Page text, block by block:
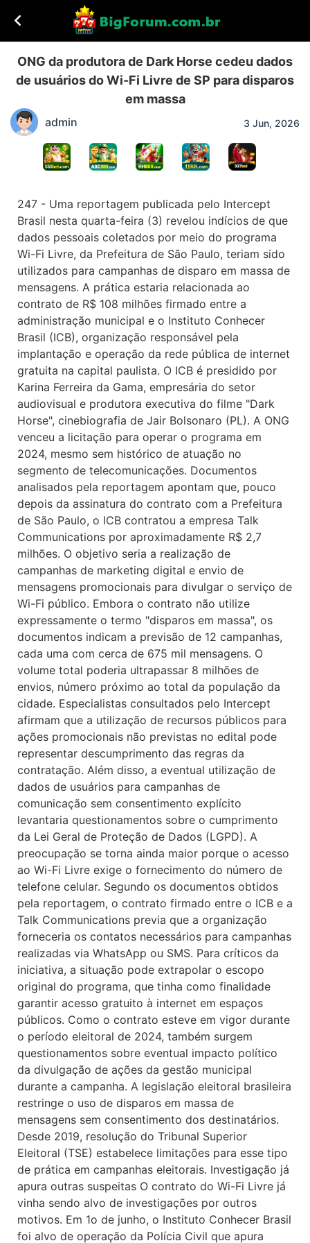
ONG da produtora de Dark Horse cedeu dados
de usuários do Wi-Fi Livre de SP para disparos
em massa
admin 3 Jun, 2026
247 - Uma reportagem publicada pelo Intercept
Brasil nesta quarta-feira (3) revelou indícios de que
dados pessoais coletados por meio do programa
Wi-Fi Livre, da Prefeitura de São Paulo, teriam sido
utilizados para campanhas de disparo em massa de
mensagens. A prática estaria relacionada ao
contrato de R$ 108 milhões firmado entre a
administração municipal e o Instituto Conhecer
Brasil (ICB), organização responsável pela
implantação e operação da rede pública de internet
gratuita na capital paulista. O ICB é presidido por
Karina Ferreira da Gama, empresária do setor
audiovisual e produtora executiva do filme "Dark
Horse", cinebiografia de Jair Bolsonaro (PL). A ONG
venceu a licitação para operar o programa em
2024, mesmo sem histórico de atuação no
segmento de telecomunicações. Documentos
analisados pela reportagem apontam que, pouco
depois da assinatura do contrato com a Prefeitura
de São Paulo, o ICB contratou a empresa Talk
Communications por aproximadamente R$ 2,7
milhões. O objetivo seria a realização de
campanhas de marketing digital e envio de
mensagens promocionais para divulgar o serviço de
Wi-Fi público. Embora o contrato não utilize
expressamente o termo "disparos em massa", os
documentos indicam a previsão de 12 campanhas,
cada uma com cerca de 675 mil mensagens. O
volume total poderia ultrapassar 8 milhões de
envios, número próximo ao total da população da
cidade. Especialistas consultados pelo Intercept
afirmam que a utilização de recursos públicos para
ações promocionais não previstas no edital pode
representar descumprimento das regras da
contratação. Além disso, a eventual utilização de
dados de usuários para campanhas de
comunicação sem consentimento explícito
levantaria questionamentos sobre o cumprimento
da Lei Geral de Proteção de Dados (LGPD). A
preocupação se torna ainda maior porque o acesso
ao Wi-Fi Livre exige o fornecimento do número de
telefone celular. Segundo os documentos obtidos
pela reportagem, o contrato firmado entre o ICB e a
Talk Communications previa que a organização
forneceria os contatos necessários para campanhas
realizadas via WhatsApp ou SMS. Para críticos da
iniciativa, a situação pode extrapolar o escopo
original do programa, que tinha como finalidade
garantir acesso gratuito à internet em espaços
públicos. Como o contrato esteve em vigor durante
o período eleitoral de 2024, também surgem
questionamentos sobre eventual impacto político
da divulgação de ações da gestão municipal
durante a campanha. A legislação eleitoral brasileira
restringe o uso de disparos em massa de
mensagens sem consentimento dos destinatários.
Desde 2019, resolução do Tribunal Superior
Eleitoral (TSE) estabelece limitações para esse tipo
de prática em campanhas eleitorais. Investigação já
apura outras suspeitas O contrato do Wi-Fi Livre já
vinha sendo alvo de investigações por outros
motivos. Em 1o de junho, o Instituto Conhecer Brasil
foi alvo de operação da Polícia Civil que apura